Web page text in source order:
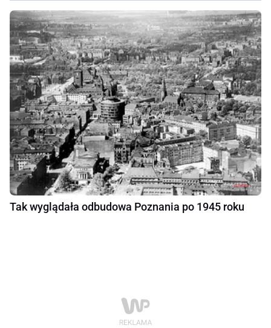
Tak wyglądała odbudowa Poznania po 1945 roku